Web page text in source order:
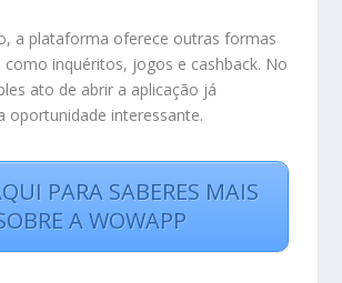
a plataforma oferece outras formas
inquéritos, jogos e cashback. No
ato de abrir a aplicação já
oportunidade interessante.
PARA SABERES MAIS
A WOWAPP